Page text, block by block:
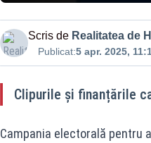
Scris de Realitatea de
Publicat:5 apr. 2025,
Clipurile și finanțările
Campania electorală pentru